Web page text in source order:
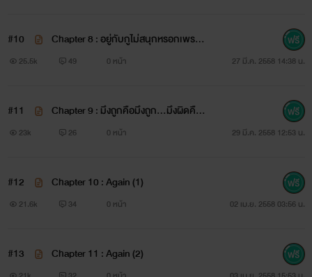
...เพื่อนสนิท…
...เพื่อนกิน…
...เพื่อนเที่ยว...
...เพื่อนนอน...
#10
Chapter 8 : อยู่กับกูไม่สนุกหรอกเพราะ
กูไม่ใช่ของเล่น
25.5k 49 0 หน้า 27 มี.ค. 2558 14:38 น.
#11
Chapter 9 : มึงถูกคือมึงถูก...มึงผิดคือ
มึงถูก
23k 26 0 หน้า 29 มี.ค. 2558 12:53 น.
#12 Chapter 10 : Again (1)
21.6k 34 0 หน้า 02 เม.ย. 2558 03:56 น.
#13 Chapter 11 : Again (2)